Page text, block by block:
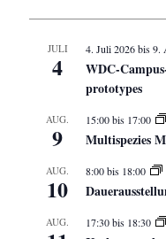
JULI
4
4. Juli 2026bis9.
WDC-
prototypes
AUG.
9
15:00bis 17:00
Multispezies
AUG.
10
8:00bis 18:00
AUG. 17:30bis 18:30